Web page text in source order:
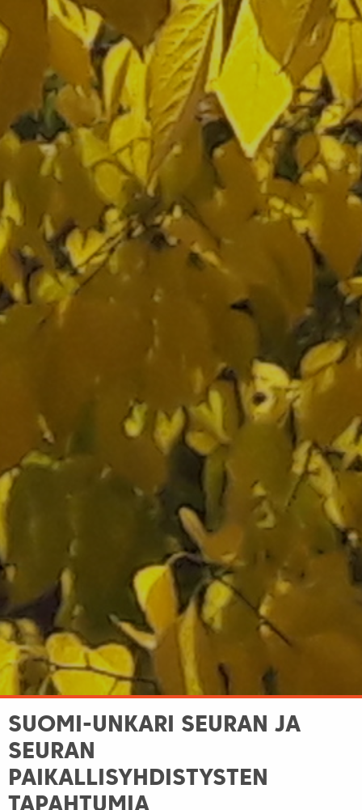
SUOMI-UNKARI SEURAN JA
SEURAN
PAIKALLISYHDISTYSTEN